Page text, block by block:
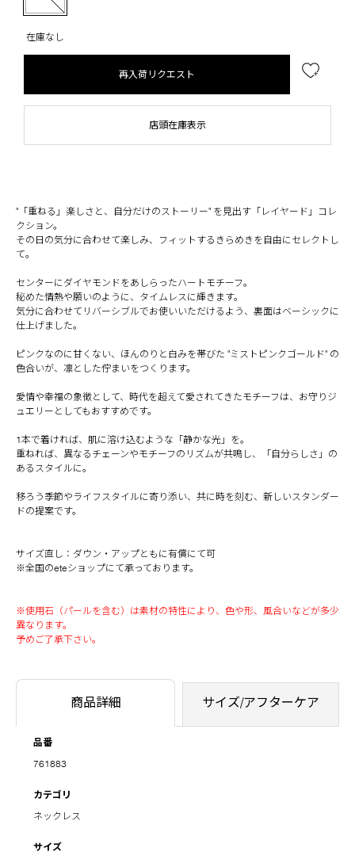
在庫なし
再入荷リクエスト
店頭在庫表示
"「重ねる」楽しさと、自分だけのストーリー" を見出す「レイヤード」コレ
クション。
その日の気分に合わせて楽しみ、フィットするきらめきを自由にセレクトし
て。
センターにダイヤモンドをあしらったハートモチーフ。
秘めた情熱や願いのように、タイムレスに輝きます。
気分に合わせてリバーシブルでお使いいただけるよう、裏面はベーシックに
仕上げました。
ピンクなのに甘くない、ほんのりと白みを帯びた "ミストピンクゴールド" の
色合いが、凛とした佇まいをつくります。
愛情や幸福の象徴として、時代を超えて愛されてきたモチーフは、お守りジ
ュエリーとしてもおすすめです。
1本で着ければ、肌に溶け込むような「静かな光」を。
重ねれば、異なるチェーンやモチーフのリズムが共鳴し、「自分らしさ」の
あるスタイルに。
移ろう季節やライフスタイルに寄り添い、共に時を刻む、新しいスタンダー
ドの提案です。
サイズ直し：ダウン・アップともに有償にて可
※全国のeteショップにて承っております。
※使用石（パールを含む）は素材の特性により、色や形、風合いなどが多少
異なります。
予めご了承下さい。
商品詳細 サイズ/アフターケア
品番
761883
カテゴリ
ネックレス
サイズ